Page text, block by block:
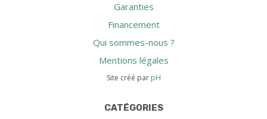
Garanties
Financement
Qui sommes-nous ?
Mentions légales
Site créé par pH
CATÉGORIES